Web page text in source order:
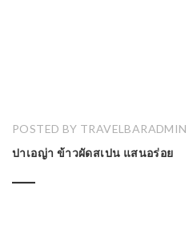
POSTED BY
ปาเอญ่า ข้าวผัดสเปน แสนอร่อย